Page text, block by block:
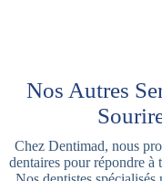
Nos Autres
Chez Dentimad, nous
dentaires pour répondre à